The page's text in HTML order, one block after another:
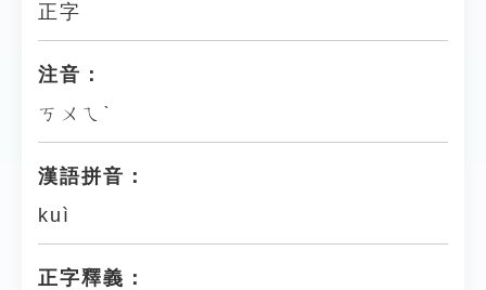
正字
注音：
ㄎㄨㄟˋ
漢語拼音：
kuì
正字釋義：